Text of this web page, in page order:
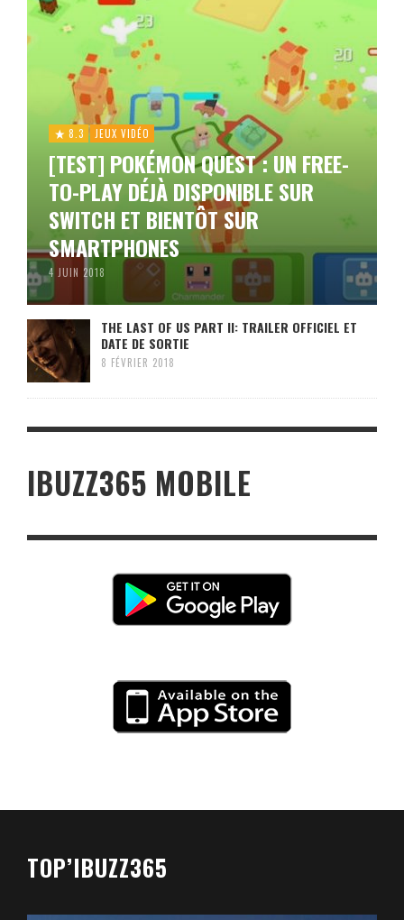
8.3 JEUX VIDÉO
[TEST] POKÉMON QUEST : UN FREE-
TO-PLAY DÉJÀ DISPONIBLE SUR
SWITCH ET BIENTÔT SUR
SMARTPHONES
4 JUIN 2018
THE LAST OF US PART II: TRAILER OFFICIEL ET
DATE DE SORTIE
8 FÉVRIER 2018
IBUZZ365 MOBILE
TOP’IBUZZ365